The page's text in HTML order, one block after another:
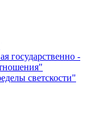
государственно -
светскости"